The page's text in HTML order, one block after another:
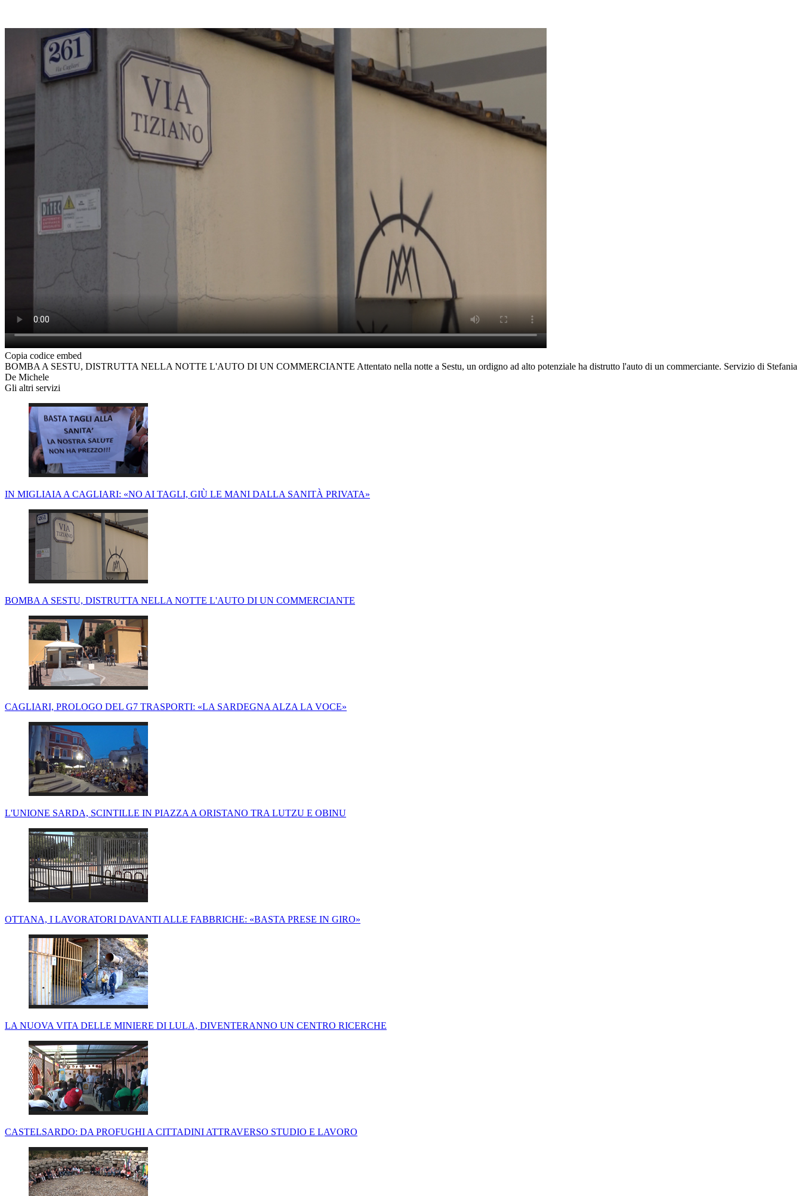
Copia codice embed
BOMBA A SESTU, DISTRUTTA NELLA NOTTE L'AUTO DI UN COMMERCIANTE Attentato nella notte a Sestu, un ordigno ad alto potenziale ha distrutto l'auto di un commerciante. Servizio di Stefania
De Michele
Gli altri servizi
IN MIGLIAIA A CAGLIARI: «NO AI TAGLI, GIÙ LE MANI DALLA SANITÀ PRIVATA»
BOMBA A SESTU, DISTRUTTA NELLA NOTTE L'AUTO DI UN COMMERCIANTE
CAGLIARI, PROLOGO DEL G7 TRASPORTI: «LA SARDEGNA ALZA LA VOCE»
L'UNIONE SARDA, SCINTILLE IN PIAZZA A ORISTANO TRA LUTZU E OBINU
OTTANA, I LAVORATORI DAVANTI ALLE FABBRICHE: «BASTA PRESE IN GIRO»
LA NUOVA VITA DELLE MINIERE DI LULA, DIVENTERANNO UN CENTRO RICERCHE
CASTELSARDO: DA PROFUGHI A CITTADINI ATTRAVERSO STUDIO E LAVORO